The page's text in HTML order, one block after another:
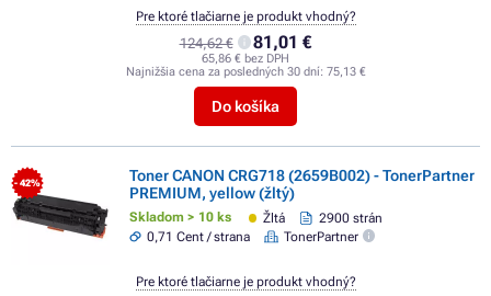
124,62 € 81,01 €
65,86 € bez DPH
Najnižšia cena za posledných 30 dní: 75,13 €
Do košíka
Pre ktoré tlačiarne je produkt vhodný?
- 42%
Toner CANON CRG718 (2659B002) - TonerPartner
PREMIUM, yellow (žltý)
Skladom > 10 ks Žltá
2900 strán
0,71 Cent / strana
TonerPartner
Pre ktoré tlačiarne je produkt vhodný?